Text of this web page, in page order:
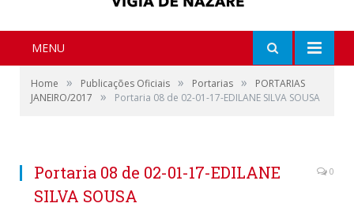
MENU
Home » Publicações Oficiais » Portarias »
PORTARIAS
JANEIRO/2017
» Portaria 08 de 02-01-17-EDILANE SILVA SOUSA
Portaria 08 de 02-01-17-EDILANE
SILVA SOUSA
0